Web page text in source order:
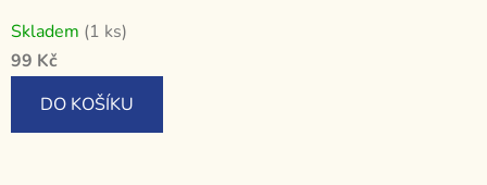
Skladem (1 ks)
99 Kč
DO KOŠÍKU